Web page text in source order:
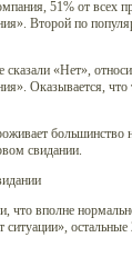
51% от всех
Второй по
«Нет»,
Оказывается,
большинство
свидании.
что вполне
ситуации»,